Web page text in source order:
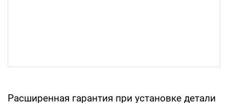
Расширенная гарантия при установке детали